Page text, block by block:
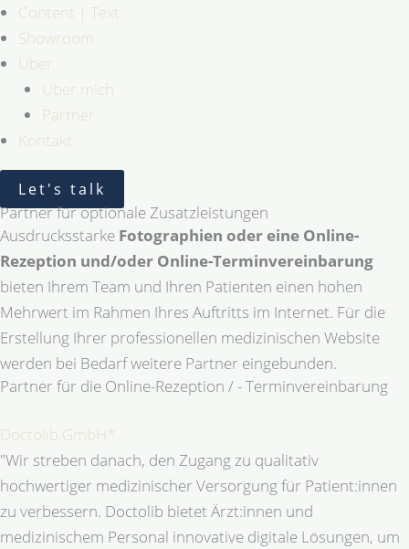
Content | Text
Showroom
Über
Über mich
Partner
Kontakt
Let's talk
Partner für optionale Zusatzleistungen
Ausdrucksstarke Fotographien oder eine Online-
Rezeption und/oder Online-Terminvereinbarung
bieten Ihrem Team und Ihren Patienten einen hohen
Mehrwert im Rahmen Ihres Auftritts im Internet. Für die
Erstellung Ihrer professionellen medizinischen Website
werden bei Bedarf weitere Partner eingebunden.
Partner für die Online-Rezeption / - Terminvereinbarung
Doctolib GmbH*
"Wir streben danach, den Zugang zu qualitativ
hochwertiger medizinischer Versorgung für Patient:innen
zu verbessern. Doctolib bietet Ärzt:innen und
medizinischem Personal innovative digitale Lösungen, um